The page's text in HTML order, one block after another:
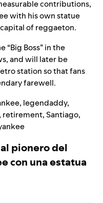
contributions,
with his own statue
of reggaeton.
“Big Boss” in the
and will later be
station so that fans
farewell.
, legendaddy,
, retirement,Santiago,
pionero del
con una estatua